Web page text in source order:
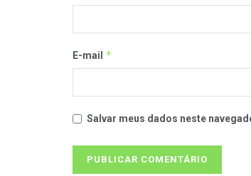
E-mail *
Salvar meus dados neste